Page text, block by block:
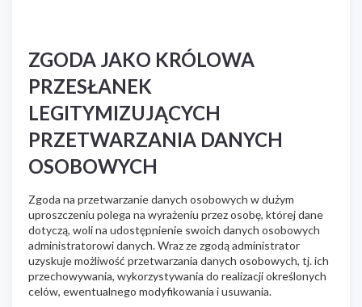
ZGODA JAKO KRÓLOWA
PRZESŁANEK
LEGITYMIZUJĄCYCH
PRZETWARZANIA DANYCH
OSOBOWYCH
Zgoda na przetwarzanie danych osobowych w dużym
uproszczeniu polega na wyrażeniu przez osobę, której dane
dotyczą, woli na udostępnienie swoich danych osobowych
administratorowi danych. Wraz ze zgodą administrator
uzyskuje możliwość przetwarzania danych osobowych, tj. ich
przechowywania, wykorzystywania do realizacji określonych
celów, ewentualnego modyfikowania i usuwania.